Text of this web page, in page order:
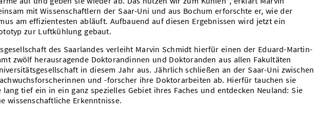
mit Wissenschaftlern der Saar-Uni und aus Bochum erforschte er, wie der
am effizientesten abläuft. Aufbauend auf diesen Ergebnissen wird jetzt ein
zur Luftkühlung gebaut.
des Saarlandes verleiht Marvin Schmidt hierfür einen der Eduard-Martin-
zwölf herausragende Doktorandinnen und Doktoranden aus allen Fakultäten
in diesem Jahr aus. Jährlich schließen an der Saar-Uni zwischen
und -forscher ihre Doktorarbeiten ab. Hierfür tauchen sie
lang tief ein in ein ganz spezielles Gebiet ihres Faches und entdecken Neuland: Sie
wissenschaftliche Erkenntnisse.